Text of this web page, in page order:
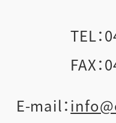
TEL：
FAX
E-mail：